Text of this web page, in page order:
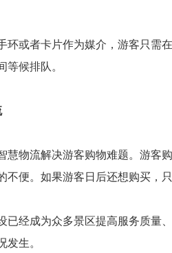
环或者卡片作为媒介，游客只需
等候排队。
慧物流解决游客购物难题。游客
不便。如果游客日后还想购买，
已经成为众多景区提高服务质量
发生。